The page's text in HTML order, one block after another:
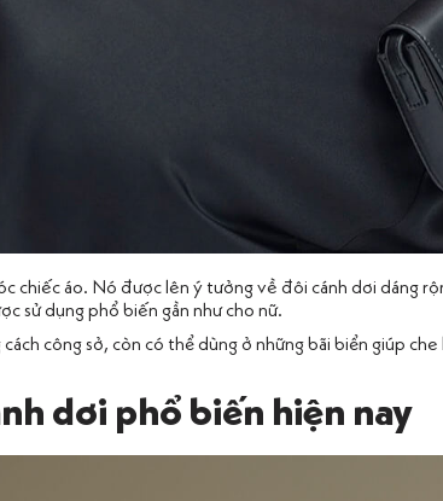
chiếc áo. Nó được lên ý tưởng về đôi cánh dơi dáng
sử dụng phổ biến gần như cho nữ.
công sở, còn có thể dùng ở những bãi biển giúp
dơi phổ biến hiện nay